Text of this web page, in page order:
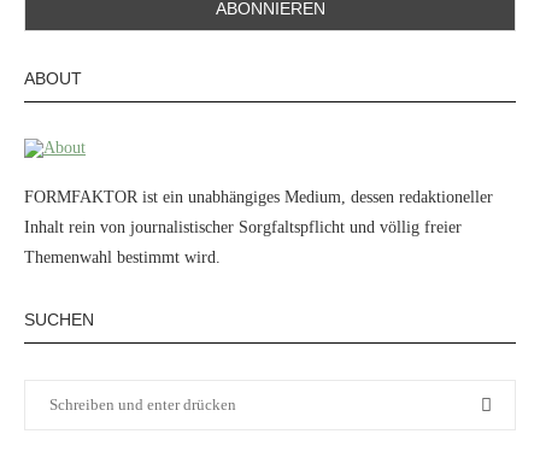
ABOUT
FORMFAKTOR ist ein unabhängiges Medium, dessen redaktioneller
Inhalt rein von journalistischer Sorgfaltspflicht und völlig freier
Themenwahl bestimmt wird.
SUCHEN